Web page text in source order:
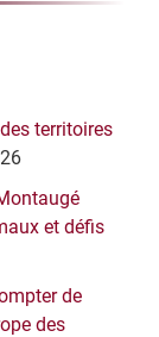
territoires
et défis
de
des